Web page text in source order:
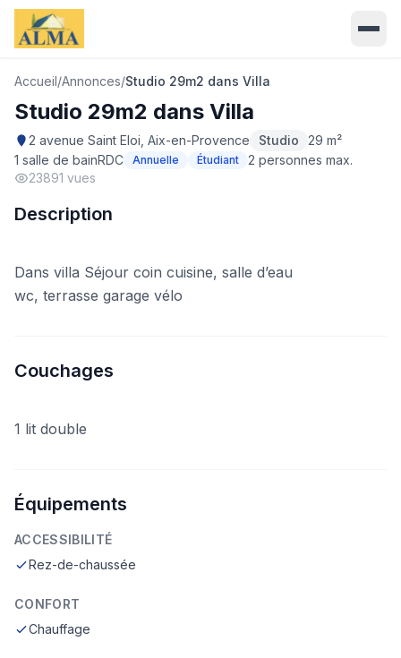
Accueil/Annonces/Studio 29m2 dans Villa
Studio 29m2 dans Villa
2 avenue Saint Eloi, Aix-en-Provence Studio
29 m²
1 salle de bainRDC Annuelle Étudiant
2 personnes max.
23891 vues
Description
Dans villa Séjour coin cuisine, salle d’eau
wc, terrasse garage vélo
Couchages
1 lit double
Équipements
ACCESSIBILITÉ
Rez-de-chaussée
CONFORT
Chauffage